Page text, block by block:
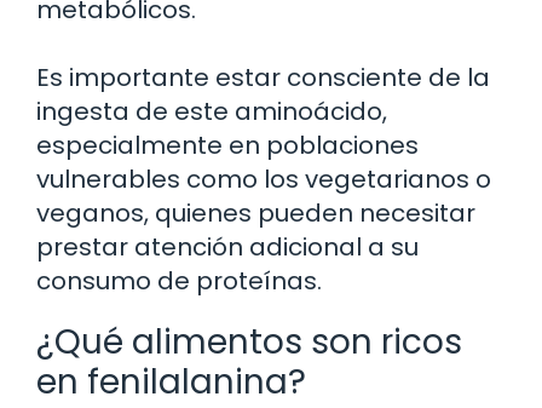
metabólicos.
Es importante estar consciente de la
ingesta de este aminoácido,
especialmente en poblaciones
vulnerables como los vegetarianos o
veganos, quienes pueden necesitar
prestar atención adicional a su
consumo de proteínas.
¿Qué alimentos son ricos
en fenilalanina?